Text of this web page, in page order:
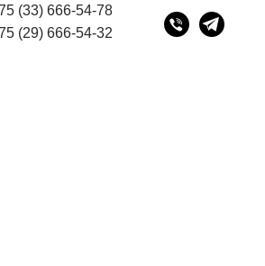
переулок Промышленный 16,